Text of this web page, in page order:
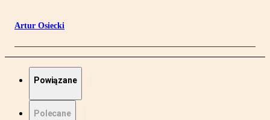
Artur Osiecki
Powiązane
Polecane